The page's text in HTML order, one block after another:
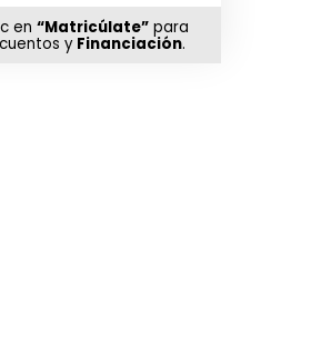
en “Matricúlate”para
y Financiación.